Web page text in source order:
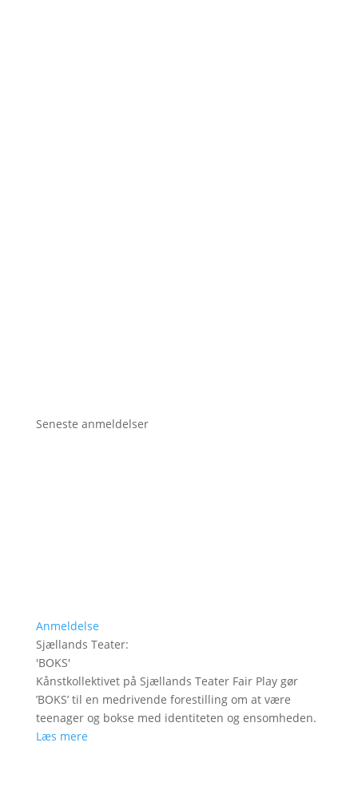
Seneste anmeldelser
Anmeldelse
Sjællands Teater:
'BOKS'
Kånstkollektivet på Sjællands Teater Fair Play gør
’BOKS’ til en medrivende forestilling om at være
teenager og bokse med identiteten og ensomheden.
Læs mere